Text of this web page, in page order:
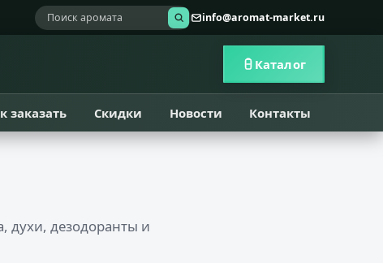
info@aromat-market.ru
Каталог
заказать Скидки Новости Контакты
духи, дезодоранты и